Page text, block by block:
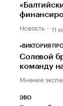
Новость 11
«ВИКТОРИЯ
Солевой
команду
Мнение
ЭВО